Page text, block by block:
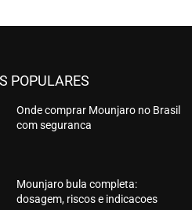
POPULARES
Onde comprar Mounjaro no Brasil
com seguranca
Mounjaro bula completa:
dosagem, riscos e indicacoes